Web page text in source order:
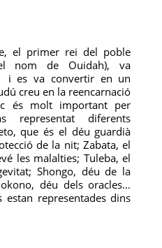
el primer rei del poble
nom de Ouidah), va
i es va convertir en un
creu en la reencarnació
és molt important per
representat diferents
que és el déu guardià
de la nit; Zabata, el
les malalties; Tuleba, el
Shongo, déu de la
déu dels oracles…
estan representades dins